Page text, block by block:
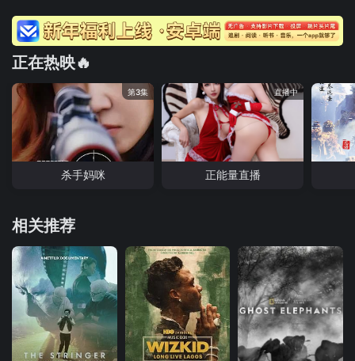
正在热映🔥
第3集
杀手妈咪
直播中
正能量直播
相关推荐